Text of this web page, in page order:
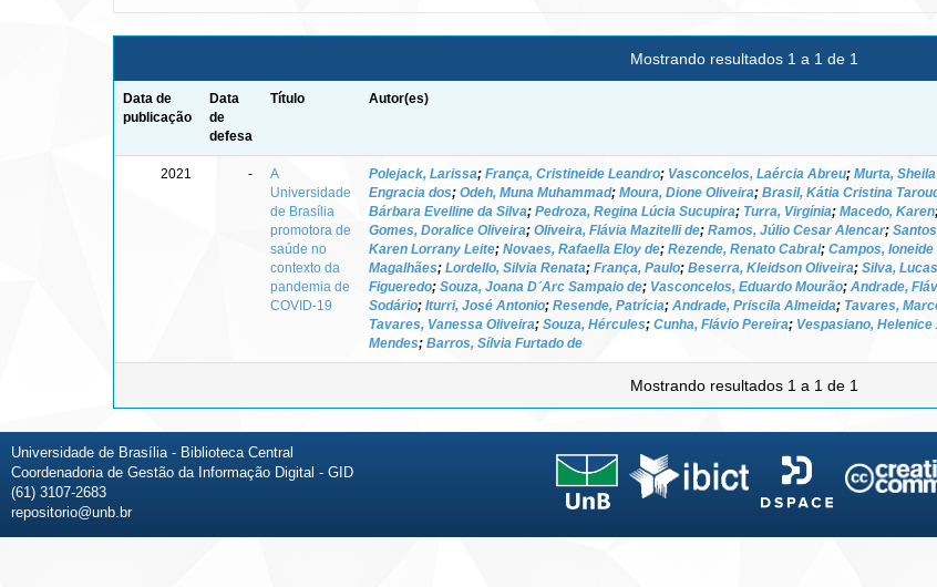
Mostrando resultados 1 a 1 de 1
Data de
publicação
Data
de
defesa
Título Autor(es)
2021 -
A
Universidade
de Brasília
promotora de
saúde no
contexto da
pandemia de
COVID-19
Polejack, Larissa; França, Cristineide Leandro; Vasconcelos, Laércia Abreu; Murta,
Engracia dos; Odeh, Muna Muhammad; Moura, Dione Oliveira; Brasil, Kátia Cristina
Bárbara Evelline da Silva; Pedroza, Regina Lúcia Sucupira; Turra, Virgínia; Macedo, Karen
Gomes, Doralice Oliveira; Oliveira, Flávia Mazitelli de; Ramos, Júlio Cesar Alencar;
Karen Lorrany Leite; Novaes, Rafaella Eloy de; Rezende, Renato Cabral; Campos,
Magalhães; Lordello, Silvia Renata; França, Paulo; Beserra, Kleidson Oliveira; Silva,
Figueredo; Souza, Joana D´Arc Sampaio de; Vasconcelos, Eduardo Mourão; Andrade,
Sodário; Iturri, José Antonio; Resende, Patrícia; Andrade, Priscila Almeida; Tavares,
Tavares, Vanessa Oliveira; Souza, Hércules; Cunha, Flávio Pereira; Vespasiano, Helenice
Mendes; Barros, Sílvia Furtado de
Mostrando resultados 1 a 1 de 1
Universidade de Brasília - Biblioteca Central
Coordenadoria de Gestão da Informação Digital - GID
(61) 3107-2683
repositorio@unb.br